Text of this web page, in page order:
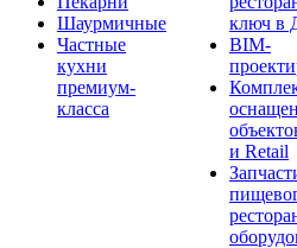
Шаурмичные
Частные
кухни
премиум-
класса
ключ в
BIM-
и Retail